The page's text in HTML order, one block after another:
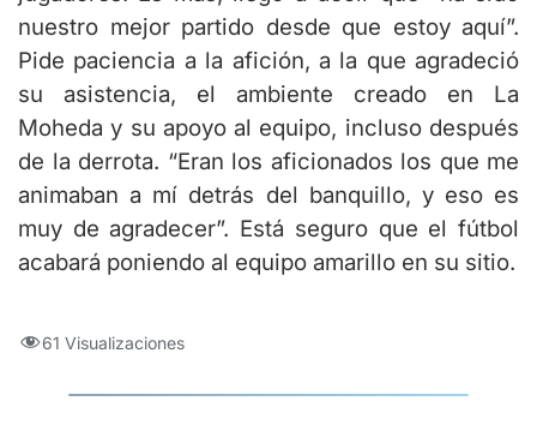
nuestro mejor partido desde que estoy aquí”.
Pide paciencia a la afición, a la que agradeció
su asistencia, el ambiente creado en La
Moheda y su apoyo al equipo, incluso después
de la derrota. “Eran los aficionados los que me
animaban a mí detrás del banquillo, y eso es
muy de agradecer”. Está seguro que el fútbol
acabará poniendo al equipo amarillo en su sitio.
61 Visualizaciones